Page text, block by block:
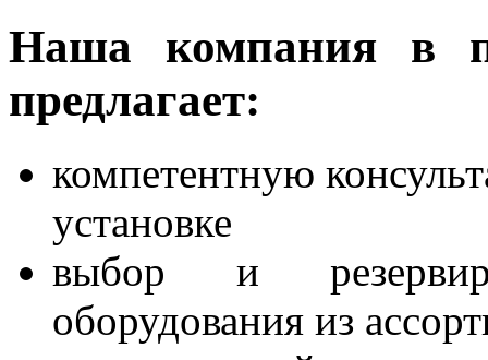
Наша компания в
предлагает:
компетентную
установке
выбор и
оборудования из